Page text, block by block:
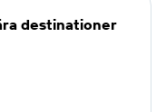
destinationer